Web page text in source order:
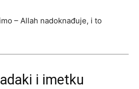
– Allah nadoknađuje, i to
i imetku